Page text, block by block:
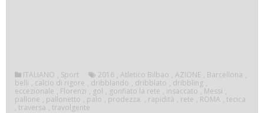
ITALIANO , Sport 2016 , Atletico Bilbao , AZIONE , Barcellona ,
belli , calcio di rigore , dribblando , dribblato , dribbling ,
eccezionale , Florenzi , gol , gonfiato la rete , insaccato , Messi ,
pallone , pallonetto , palo , prodezza. , rapidità , rete , ROMA , tecica
, traversa , travolgente